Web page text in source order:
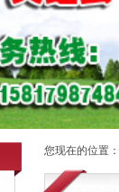
您现在的位置：